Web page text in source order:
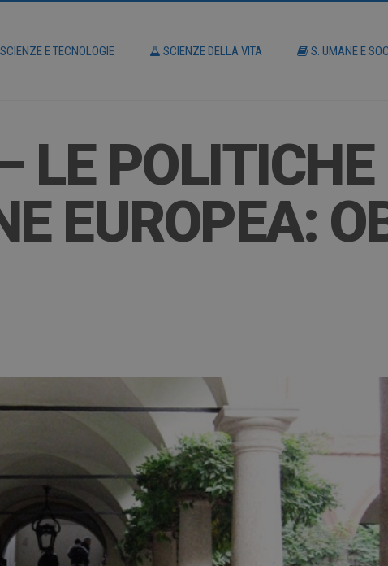
SCIENZE E TECNOLOGIE SCIENZE DELLA VITA S. UMANE E
LE POLITICHE
EUROPEA: